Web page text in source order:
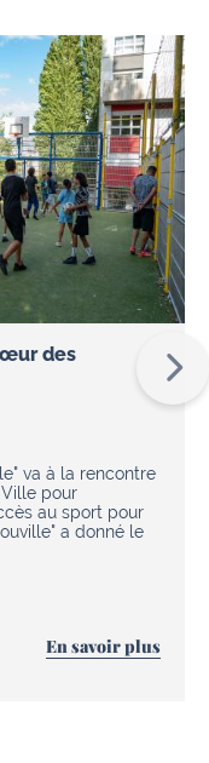
des
va à la rencontre
pour
au sport pour
a donné le
En savoir plus